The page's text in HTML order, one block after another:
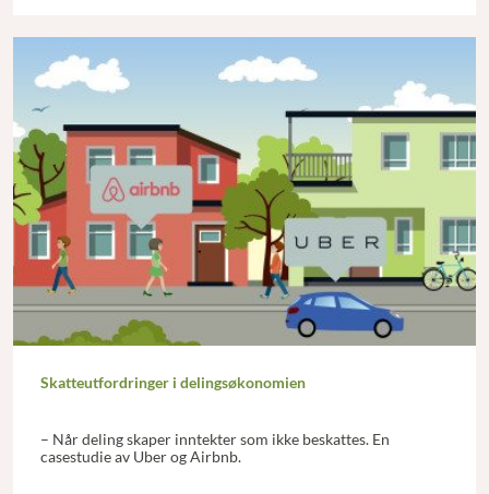
Skatteutfordringer i delingsøkonomien
– Når deling skaper inntekter som ikke beskattes. En
casestudie av Uber og Airbnb.